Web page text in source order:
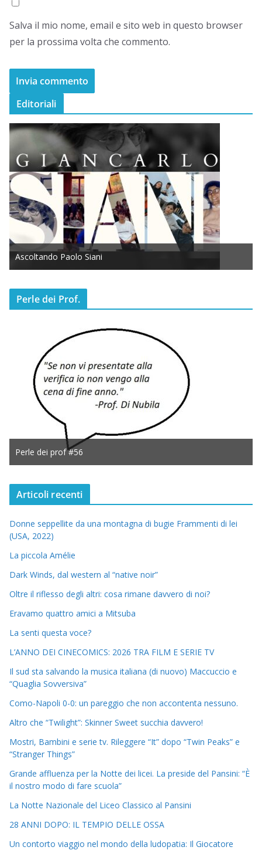
Salva il mio nome, email e sito web in questo browser
per la prossima volta che commento.
Editoriali
Ascoltando Paolo Siani
Perle dei Prof.
Perle dei prof #56
Articoli recenti
Donne seppellite da una montagna di bugie Frammenti di lei
(USA, 2022)
La piccola Amélie
Dark Winds, dal western al “native noir”
Oltre il riflesso degli altri: cosa rimane davvero di noi?
Eravamo quattro amici a Mitsuba
La senti questa voce?
L’ANNO DEI CINECOMICS: 2026 TRA FILM E SERIE TV
Il sud sta salvando la musica italiana (di nuovo) Maccuccio e
“Quaglia Sovversiva”
Como-Napoli 0-0: un pareggio che non accontenta nessuno.
Altro che “Twilight”: Skinner Sweet succhia davvero!
Mostri, Bambini e serie tv. Rileggere “It” dopo “Twin Peaks” e
“Stranger Things”
Grande affluenza per la Notte dei licei. La preside del Pansini: “È
il nostro modo di fare scuola”
La Notte Nazionale del Liceo Classico al Pansini
28 ANNI DOPO: IL TEMPIO DELLE OSSA
Un contorto viaggio nel mondo della ludopatia: Il Giocatore